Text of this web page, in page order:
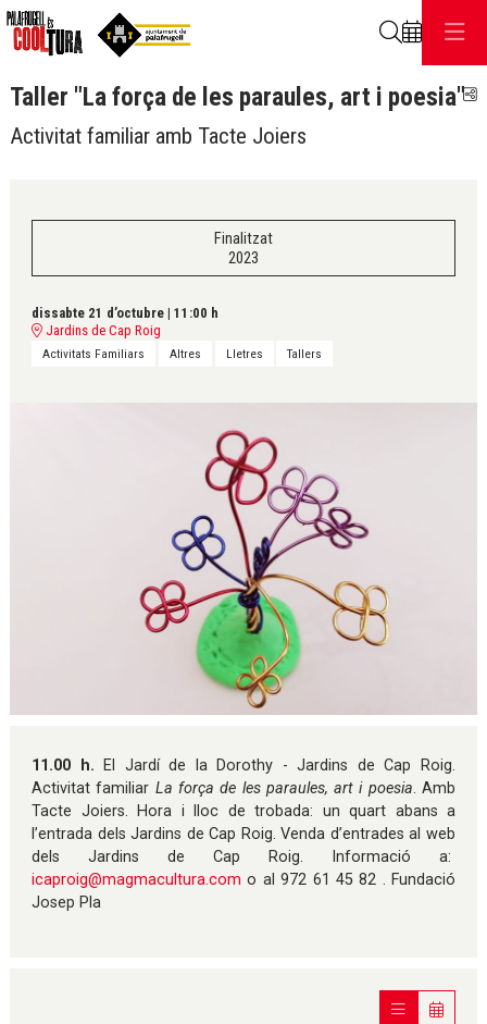
Taller "La força de les paraules, art i poesia"
Activitat familiar amb Tacte Joiers
Finalitzat
2023
dissabte 21 d’octubre | 11:00 h
Jardins de Cap Roig
Activitats Familiars Altres Lletres Tallers
11.00 h.
El Jardí de la Dorothy - Jardins de Cap Roig.
Activitat familiar La força de les paraules, art i poesia. Amb
Tacte Joiers. Hora i lloc de trobada: un quart abans a
l’entrada dels Jardins de Cap Roig. Venda d’entrades al web
dels Jardins de Cap Roig. Informació a:
icaproig@magmacultura.com o al 972 61 45 82 . Fundació
Josep Pla